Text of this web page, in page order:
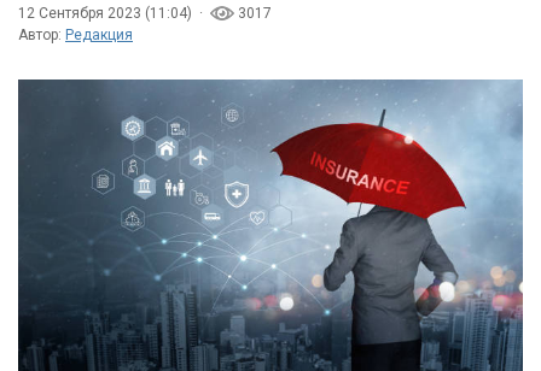
12 Сентября 2023 (11:04) ·
3017
Автор: Редакция